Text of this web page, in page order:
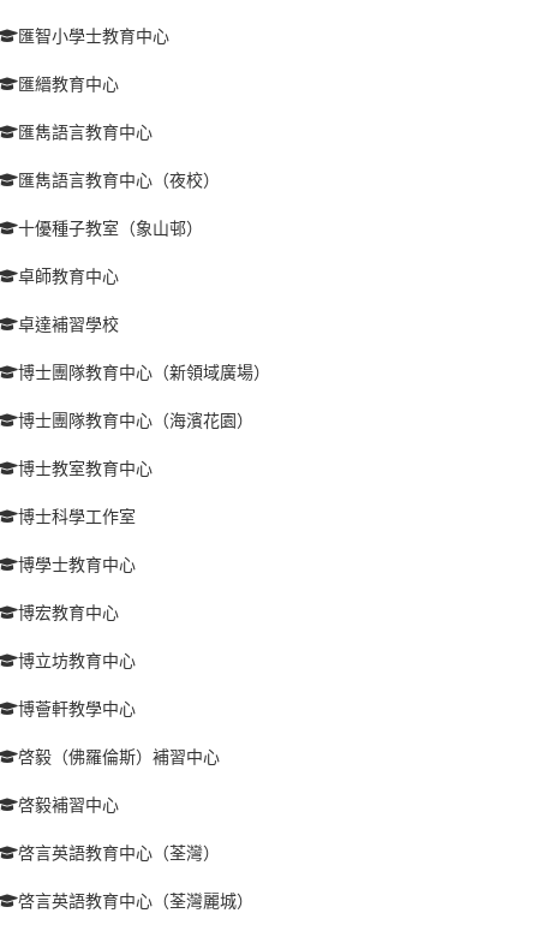
匯智小學士教育中心
匯縉教育中心
匯雋語言教育中心
匯雋語言教育中心（夜校）
十優種子教室（象山邨）
卓師教育中心
卓達補習學校
博士團隊教育中心（新領域廣場）
博士團隊教育中心（海濱花園）
博士教室教育中心
博士科學工作室
博學士教育中心
博宏教育中心
博立坊教育中心
博薈軒教學中心
啓毅（佛羅倫斯）補習中心
啓毅補習中心
啓言英語教育中心（荃灣）
啓言英語教育中心（荃灣麗城）